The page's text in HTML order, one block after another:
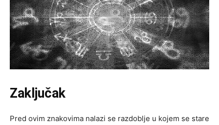
Zaključak
Pred ovim znakovima nalazi se razdoblje u kojem se stare